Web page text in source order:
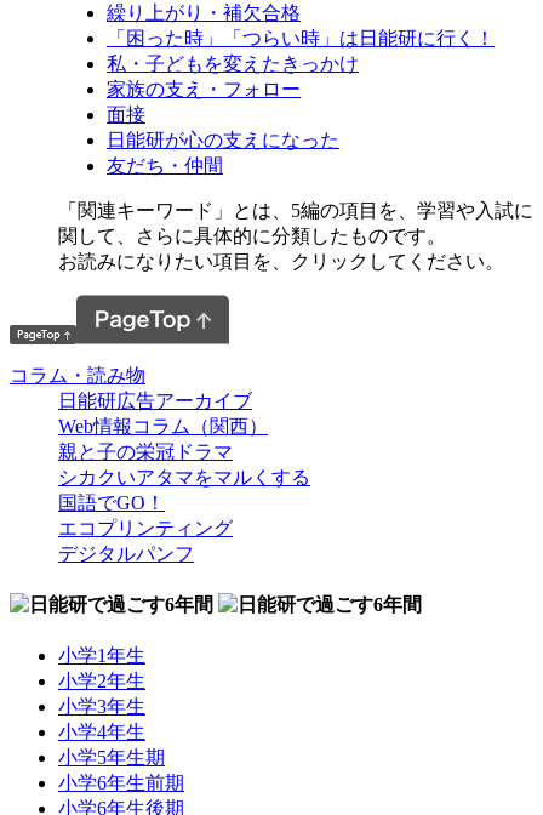
繰り上がり・補欠合格
「困った時」「つらい時」は日能研に行く！
私・子どもを変えたきっかけ
家族の支え・フォロー
面接
日能研が心の支えになった
友だち・仲間
「関連キーワード」とは、5編の項目を、学習や入試に
関して、さらに具体的に分類したものです。
お読みになりたい項目を、クリックしてください。
コラム・読み物
日能研広告アーカイブ
Web情報コラム（関西）
親と子の栄冠ドラマ
シカクいアタマをマルくする
国語でGO！
エコプリンティング
デジタルパンフ
小学1年生
小学2年生
小学3年生
小学4年生
小学5年生期
小学6年生前期
小学6年生後期